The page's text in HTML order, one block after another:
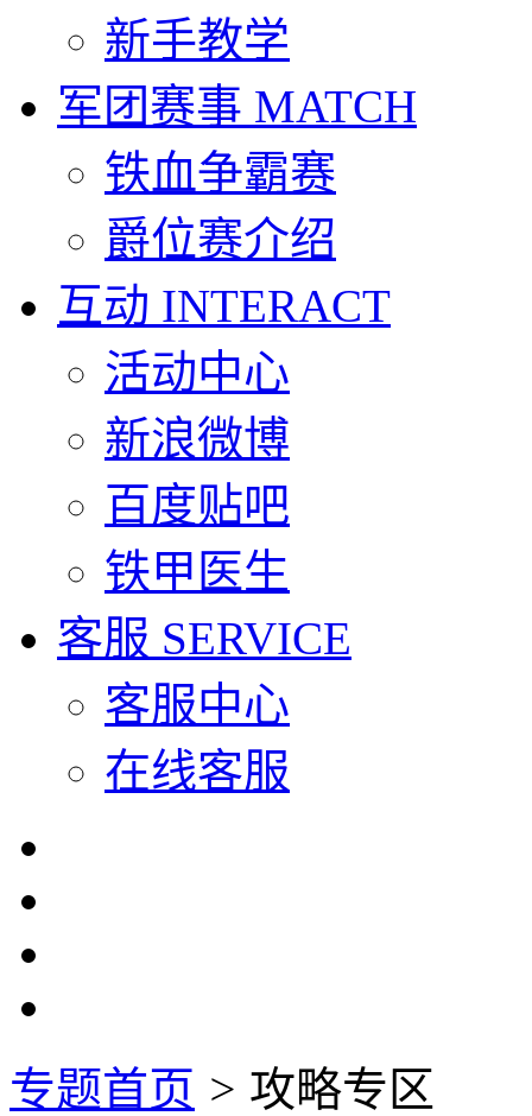
新手教学
军团赛事 MATCH
铁血争霸赛
爵位赛介绍
互动 INTERACT
活动中心
新浪微博
百度贴吧
铁甲医生
客服 SERVICE
客服中心
在线客服
专题首页 > 攻略专区